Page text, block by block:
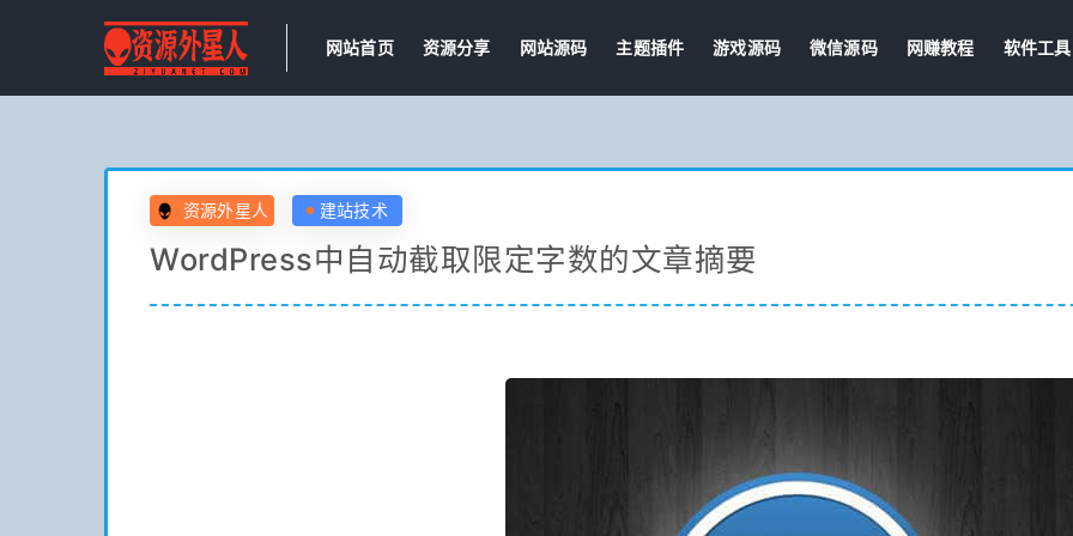
网站首页 资源分享 网站源码 主题插件 游戏源码 微信源码 网赚教程 软件工具
资源外星人 建站技术
WordPress中自动截取限定字数的文章摘要